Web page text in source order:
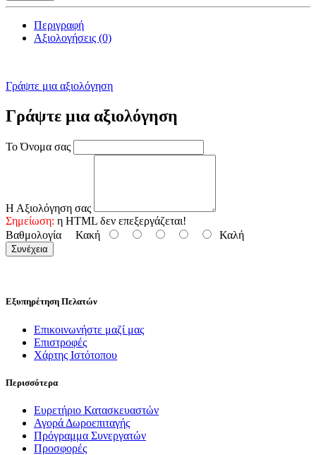
Περιγραφή
Αξιολογήσεις (0)
Γράψτε μια αξιολόγηση
Γράψτε μια αξιολόγηση
Το Όνομα σας
Η Αξιολόγηση σας
Σημείωση: η HTML δεν επεξεργάζεται!
Βαθμολογία Κακή Καλή
Συνέχεια
Εξυπηρέτηση Πελατών
Επικοινωνήστε μαζί μας
Επιστροφές
Χάρτης Ιστότοπου
Περισσότερα
Ευρετήριο Κατασκευαστών
Αγορά Δωροεπιταγής
Πρόγραμμα Συνεργατών
Προσφορές